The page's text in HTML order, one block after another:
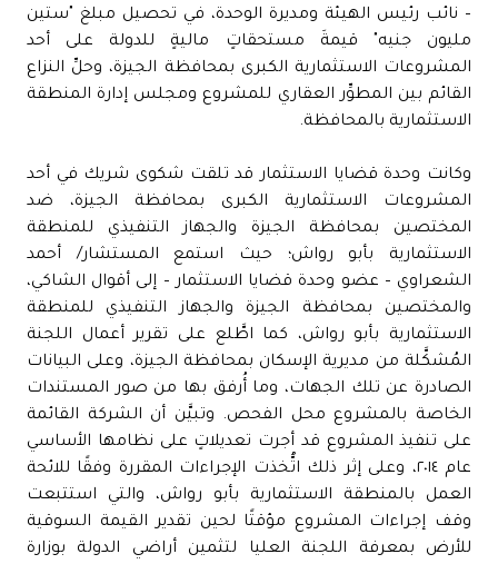
– نائب رئيس الهيئة ومديرة الوحدة، في تحصيل مبلغ "ستين
مليون جنيه" قيمةَ مستحقاتٍ ماليةٍ للدولة على أحد
المشروعات الاستثمارية الكبرى بمحافظة الجيزة، وحلِّ النزاع
القائم بين المطوِّر العقاري للمشروع ومجلس إدارة المنطقة
الاستثمارية بالمحافظة.
وكانت وحدة قضايا الاستثمار قد تلقت شكوى شريك في أحد
المشروعات الاستثمارية الكبرى بمحافظة الجيزة، ضد
المختصين بمحافظة الجيزة والجهاز التنفيذي للمنطقة
الاستثمارية بأبو رواش؛ حيث استمع المستشار/ أحمد
الشعراوي – عضو وحدة قضايا الاستثمار – إلى أقوال الشاكي،
والمختصين بمحافظة الجيزة والجهاز التنفيذي للمنطقة
الاستثمارية بأبو رواش، كما اطَّلع على تقرير أعمال اللجنة
المُشكَّلة من مديرية الإسكان بمحافظة الجيزة، وعلى البيانات
الصادرة عن تلك الجهات، وما أُرفق بها من صور المستندات
الخاصة بالمشروع محل الفحص. وتبيَّن أن الشركة القائمة
على تنفيذ المشروع قد أجرت تعديلاتٍ على نظامها الأساسي
عام ٢٠١٤، وعلى إثر ذلك اتُّخذت الإجراءات المقررة وفقًا للائحة
العمل بالمنطقة الاستثمارية بأبو رواش، والتي استتبعت
وقف إجراءات المشروع مؤقتًا لحين تقدير القيمة السوقية
للأرض بمعرفة اللجنة العليا لتثمين أراضي الدولة بوزارة